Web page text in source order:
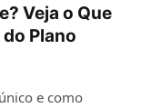
Veja o Que
Plano
e como